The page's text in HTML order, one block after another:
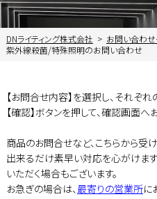
DNライティング株式会社
お問い合わ
紫外線殺菌/特殊照明のお問い合わせ
【お問合せ内容】を選択し、それぞ
【確認】ボタンを押して、確認画面へ
商品のお問合せなど、こちらから受
出来るだけ素早い対応を心がけま
いただく場合もございます。
お急ぎの場合は、最寄りの営業所に